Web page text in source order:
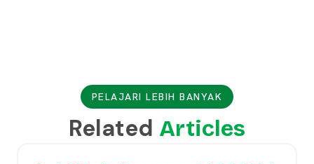
PELAJARI LEBIH BANYAK
Related Articles